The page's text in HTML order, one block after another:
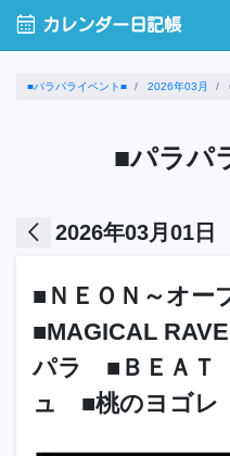
calendar_month カレンダー日記帳
■パラパライベント■ 2026年03月
■パラパ
arrow_back_ios 2026年03月01日
■ＮＥＯＮ～オー
■MAGICAL
パラ ■ＢＥＡＴ
ュ ■桃のヨゴレ